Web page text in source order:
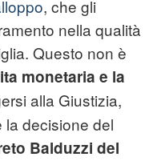
, che gli
nella qualità
Questo non è
monetaria e la
alla Giustizia,
la decisione del
Balduzzi del